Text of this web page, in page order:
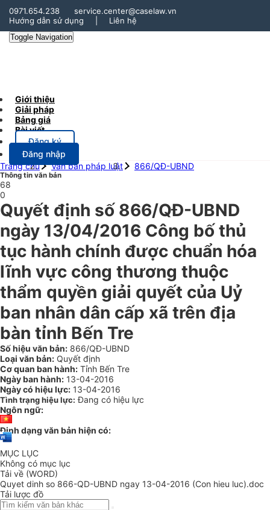
0971.654.238
service.center@caselaw.vn
Hướng dẫn sử dụng
Liên hệ
Toggle Navigation
Giới thiệu
Giải pháp
Bảng giá
Bài viết
Đăng ký
Đăng nhập
Trang chủ
Văn bản pháp luật 866/QĐ-UBND
Thông tin văn bản
68
0
Quyết định số 866/QĐ-UBND
ngày 13/04/2016 Công bố thủ
tục hành chính được chuẩn hóa
lĩnh vực công thương thuộc
thẩm quyền giải quyết của Uỷ
ban nhân dân cấp xã trên địa
bàn tỉnh Bến Tre
Số hiệu văn bản: 866/QĐ-UBND
Loại văn bản: Quyết định
Cơ quan ban hành: Tỉnh Bến Tre
Ngày ban hành: 13-04-2016
Ngày có hiệu lực: 13-04-2016
Tình trạng hiệu lực: Đang có hiệu lực
Ngôn ngữ:
Định dạng văn bản hiện có:
MỤC LỤC
Không có mục lục
Tải về (WORD)
Quyet dinh so 866-QD-UBND ngay 13-04-2016 (Con hieu luc).doc
Tải lược đồ